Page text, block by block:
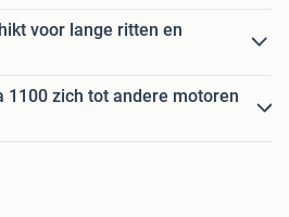
voor lange ritten en
1100 zich tot andere motoren